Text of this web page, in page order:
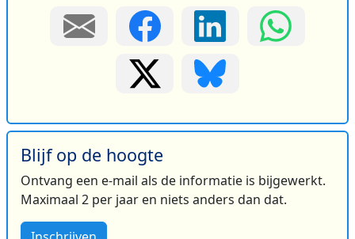
Blijf op de hoogte
Ontvang een e-mail als de informatie is bijgewerkt.
Maximaal 2 per jaar en niets anders dan dat.